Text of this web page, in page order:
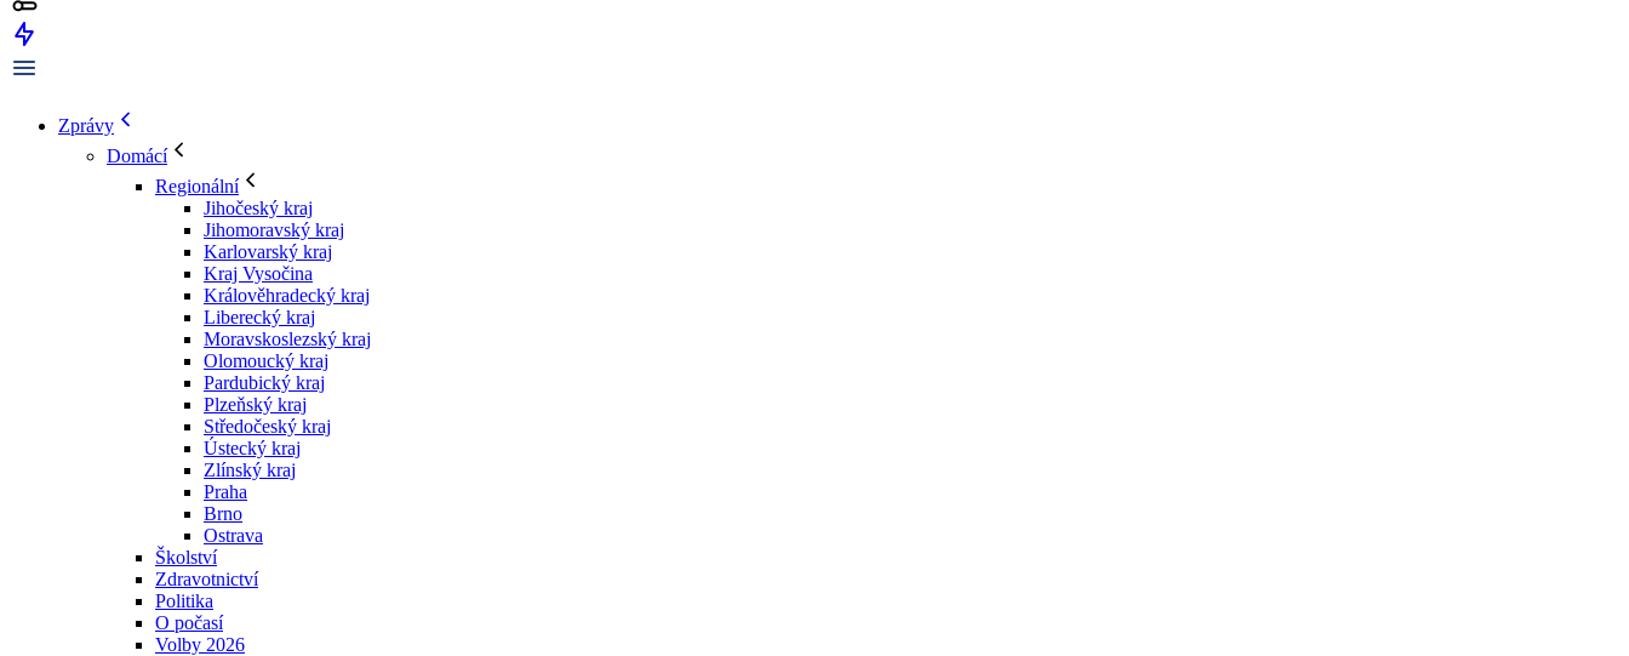
Zprávy
Domácí
Regionální
Jihočeský kraj
Jihomoravský kraj
Karlovarský kraj
Kraj Vysočina
Králověhradecký kraj
Liberecký kraj
Moravskoslezský kraj
Olomoucký kraj
Pardubický kraj
Plzeňský kraj
Středočeský kraj
Ústecký kraj
Zlínský kraj
Praha
Brno
Ostrava
Školství
Zdravotnictví
Politika
O počasí
Volby 2026